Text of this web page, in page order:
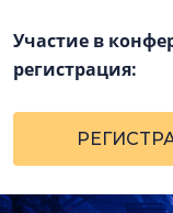
Участие в
регистрация: